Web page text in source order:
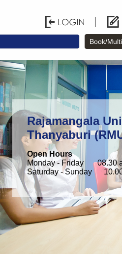
|
Rajamangala
Thanyaburi
Open Hours
Monday - Friday 08.30
Saturday - Sunday 10.00